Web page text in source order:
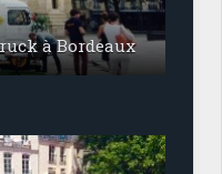
à Bordeaux